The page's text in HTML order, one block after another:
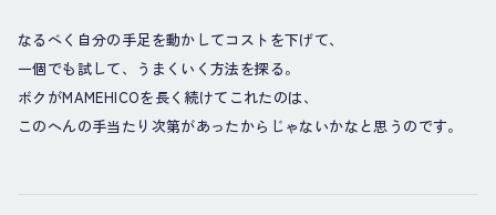
なるべく自分の手足を動かしてコストを下げて、
一個でも試して、うまくいく方法を探る。
ボクがMAMEHICOを長く続けてこれたのは、
このへんの手当たり次第があったからじゃないかなと思うのです。